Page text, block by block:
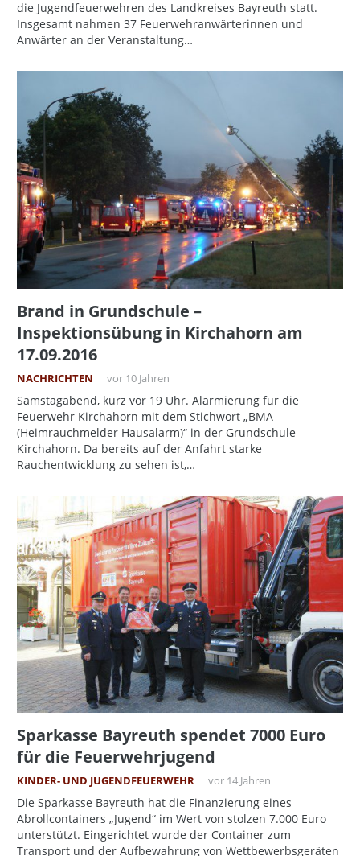
die Jugendfeuerwehren des Landkreises Bayreuth statt.
Insgesamt nahmen 37 Feuerwehranwärterinnen und
Anwärter an der Veranstaltung…
Brand in Grundschule –
Inspektionsübung in Kirchahorn am
17.09.2016
NACHRICHTEN vor 10 Jahren
Samstagabend, kurz vor 19 Uhr. Alarmierung für die
Feuerwehr Kirchahorn mit dem Stichwort „BMA
(Heimrauchmelder Hausalarm)“ in der Grundschule
Kirchahorn. Da bereits auf der Anfahrt starke
Rauchentwicklung zu sehen ist,…
Sparkasse Bayreuth spendet 7000 Euro
für die Feuerwehrjugend
KINDER- UND JUGENDFEUERWEHR vor 14 Jahren
Die Sparkasse Bayreuth hat die Finanzierung eines
Abrollcontainers „Jugend“ im Wert von stolzen 7.000 Euro
unterstützt. Eingerichtet wurde der Container zum
Transport und der Aufbewahrung von Wettbewerbsgeräten